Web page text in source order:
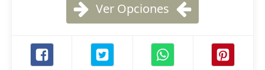
Ver Opciones